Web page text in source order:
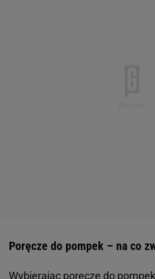
Poręcze do pompek – na co
Wybierając poręcze do